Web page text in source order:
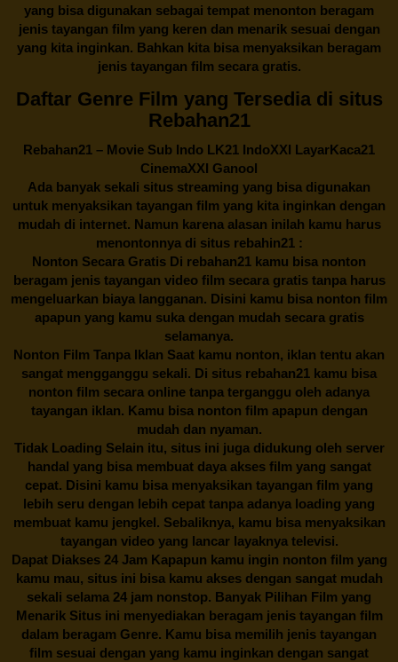
yang bisa digunakan sebagai tempat menonton beragam
jenis tayangan film yang keren dan menarik sesuai dengan
yang kita inginkan. Bahkan kita bisa menyaksikan beragam
jenis tayangan film secara gratis.
Daftar Genre Film yang Tersedia di situs
Rebahan21
Rebahan21 – Movie Sub Indo LK21 IndoXXI LayarKaca21
CinemaXXI Ganool
Ada banyak sekali situs streaming yang bisa digunakan
untuk menyaksikan tayangan film yang kita inginkan dengan
mudah di internet. Namun karena alasan inilah kamu harus
menontonnya di situs rebahin21 :
Nonton Secara Gratis Di rebahan21 kamu bisa nonton
beragam jenis tayangan video film secara gratis tanpa harus
mengeluarkan biaya langganan. Disini kamu bisa nonton film
apapun yang kamu suka dengan mudah secara gratis
selamanya.
Nonton Film Tanpa Iklan Saat kamu nonton, iklan tentu akan
sangat mengganggu sekali. Di situs rebahan21 kamu bisa
nonton film secara online tanpa terganggu oleh adanya
tayangan iklan. Kamu bisa nonton film apapun dengan
mudah dan nyaman.
Tidak Loading Selain itu, situs ini juga didukung oleh server
handal yang bisa membuat daya akses film yang sangat
cepat. Disini kamu bisa menyaksikan tayangan film yang
lebih seru dengan lebih cepat tanpa adanya loading yang
membuat kamu jengkel. Sebaliknya, kamu bisa menyaksikan
tayangan video yang lancar layaknya televisi.
Dapat Diakses 24 Jam Kapapun kamu ingin nonton film yang
kamu mau, situs ini bisa kamu akses dengan sangat mudah
sekali selama 24 jam nonstop. Banyak Pilihan Film yang
Menarik Situs ini menyediakan beragam jenis tayangan film
dalam beragam Genre. Kamu bisa memilih jenis tayangan
film sesuai dengan yang kamu inginkan dengan sangat